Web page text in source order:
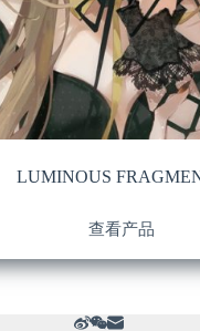
LUMINOUS
查看产品